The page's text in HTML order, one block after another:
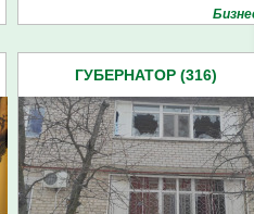
ГУБЕРНАТОР (316)